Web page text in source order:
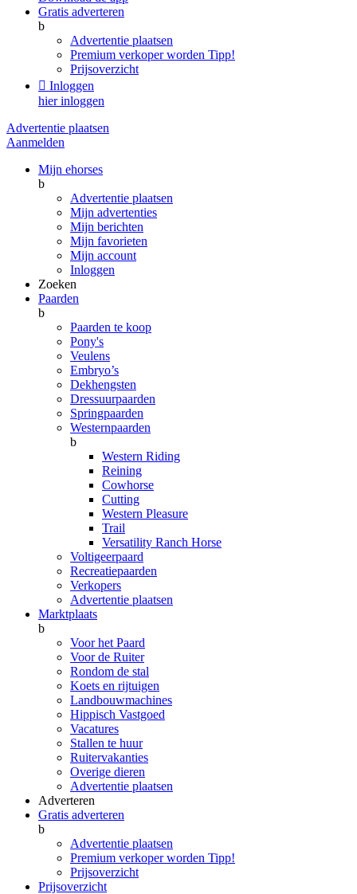
Gratis adverteren
b
Advertentie plaatsen
Premium verkoper worden Tipp!
Prijsoverzicht
 Inloggen
hier inloggen
Advertentie plaatsen
Aanmelden
Mijn ehorses
b
Advertentie plaatsen
Mijn advertenties
Mijn berichten
Mijn favorieten
Mijn account
Inloggen
Zoeken
Paarden
b
Paarden te koop
Pony's
Veulens
Embryo’s
Dekhengsten
Dressuurpaarden
Springpaarden
Westernpaarden
b
Western Riding
Reining
Cowhorse
Cutting
Western Pleasure
Trail
Versatility Ranch Horse
Voltigeerpaard
Recreatiepaarden
Verkopers
Advertentie plaatsen
Marktplaats
b
Voor het Paard
Voor de Ruiter
Rondom de stal
Koets en rijtuigen
Landbouwmachines
Hippisch Vastgoed
Vacatures
Stallen te huur
Ruitervakanties
Overige dieren
Advertentie plaatsen
Adverteren
Gratis adverteren
b
Advertentie plaatsen
Premium verkoper worden Tipp!
Prijsoverzicht
Prijsoverzicht